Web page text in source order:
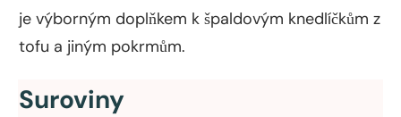
je výborným doplňkem k špaldovým knedlíčkům z
tofu a jiným pokrmům.
Suroviny